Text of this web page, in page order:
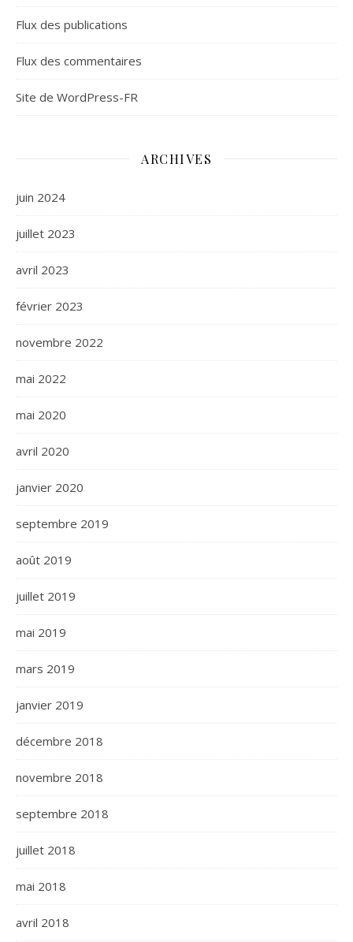
Flux des publications
Flux des commentaires
Site de WordPress-FR
ARCHIVES
juin 2024
juillet 2023
avril 2023
février 2023
novembre 2022
mai 2022
mai 2020
avril 2020
janvier 2020
septembre 2019
août 2019
juillet 2019
mai 2019
mars 2019
janvier 2019
décembre 2018
novembre 2018
septembre 2018
juillet 2018
mai 2018
avril 2018